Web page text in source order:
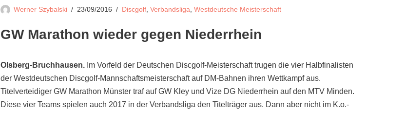
Werner Szybalski 23/09/2016 Discgolf, Verbandsliga, Westdeutsche Meisterschaft
GW Marathon wieder gegen Niederrhein
Olsberg-Bruchhausen. Im Vorfeld der Deutschen Discgolf-Meisterschaft trugen die vier Halbfinalisten
der Westdeutschen Discgolf-Mannschaftsmeisterschaft auf DM-Bahnen ihren Wettkampf aus.
Titelverteidiger GW Marathon Münster traf auf GW Kley und Vize DG Niederrhein auf den MTV Minden.
Diese vier Teams spielen auch 2017 in der Verbandsliga den Titelträger aus. Dann aber nicht im K.o.-